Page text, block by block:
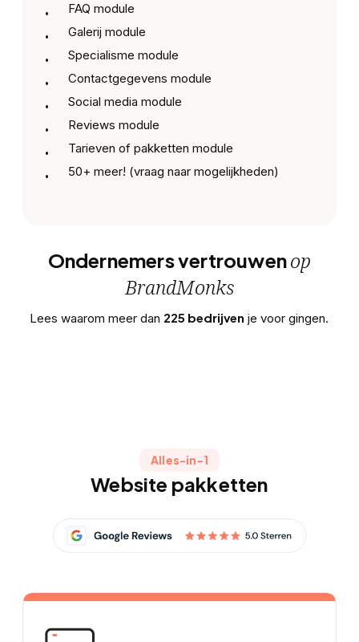
FAQ module
Galerij module
Specialisme module
Contactgegevens module
Social media module
Reviews module
Tarieven of pakketten module
50+ meer! (vraag naar mogelijkheden)
Ondernemers vertrouwenop
BrandMonks
Lees waarom meer dan 225 bedrijven je voor gingen.
Alles-in-1
Website pakketten